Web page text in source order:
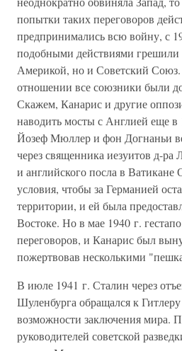
попытки таких переговоров
предпринимались всю войну, с
подобными действиями грешили
Америкой, но и Советский
отношении все союзники были
Скажем, Канарис и другие
наводить мосты с Англией еще в
Йозеф Мюллер и фон Догнаньи
через священника иезуитов д-ра
и английского посла в
условия, чтобы за Германией
территории, и ей была
Востоке. Но в мае 1940 г.
переговоров, и Канарис был
пожертвовав несколькими
В июле 1941 г. Сталин через
Шуленбурга обращался к
возможности заключения мира.
руководителей советской